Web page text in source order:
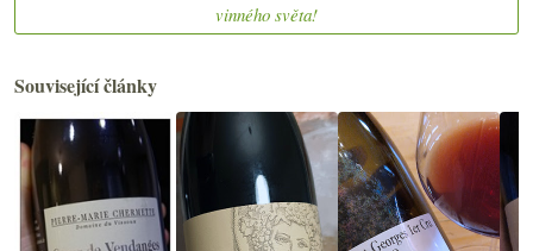
vinného světa!
Související články